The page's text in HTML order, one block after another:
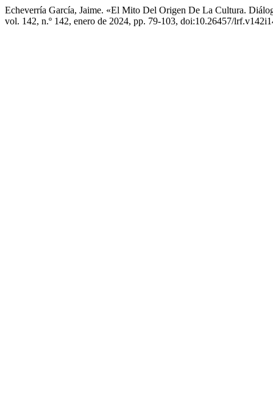
Echeverría García, Jaime. «El Mito Del Origen De La Cultura.
vol. 142, n.º 142, enero de 2024, pp. 79-103, doi:10.26457/